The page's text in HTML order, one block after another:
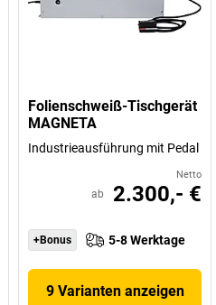
Folienschweiß-Tischgerät
MAGNETA
Industrieausführung mit Pedal
Netto
ab 2.300,- €
+Bonus 5-8 Werktage
9 Varianten anzeigen